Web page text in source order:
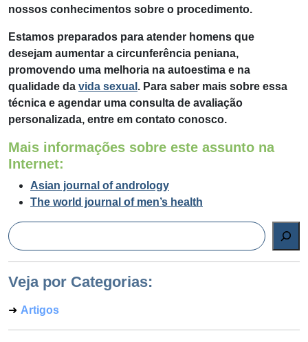
nossos conhecimentos sobre o procedimento.
Estamos preparados para atender homens que
desejam aumentar a circunferência peniana,
promovendo uma melhoria na autoestima e na
qualidade da vida sexual . Para saber mais sobre essa
técnica e agendar uma consulta de avaliação
personalizada, entre em contato conosco.
Mais informações sobre este assunto na
Internet:
Asian journal of andrology
The world journal of men’s health
Pesquisar
Veja por Categorias:
Artigos